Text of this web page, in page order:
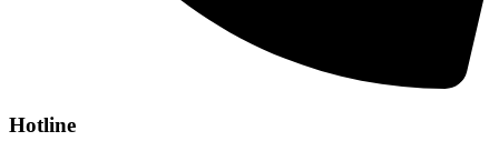
Hotline